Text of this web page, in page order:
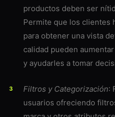
productos deben ser
Permite que los clientes
para obtener una vista
calidad pueden
y ayudarles a tomar
Filtros y Categorización:
usuarios ofreciendo